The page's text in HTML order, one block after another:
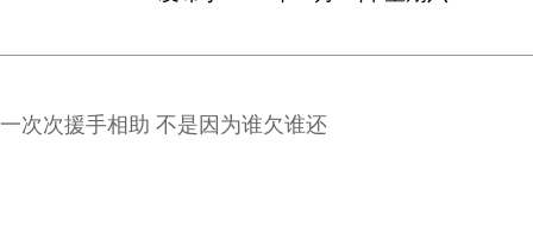
一次次援手相助 不是因为谁欠谁还